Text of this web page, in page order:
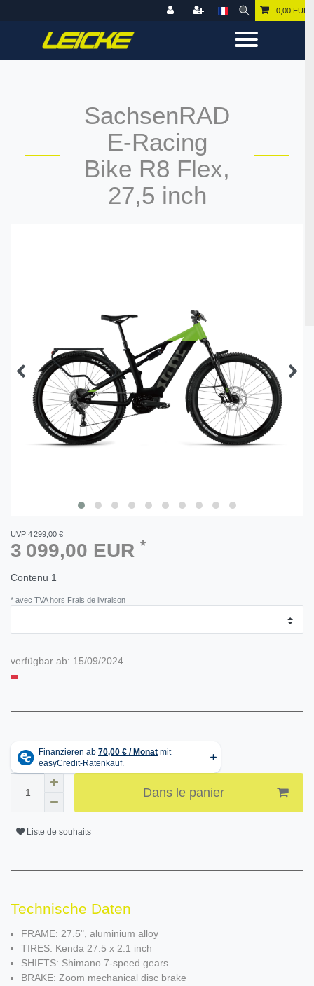
0,00 EUR
SachsenRAD
E-Racing
Bike R8 Flex,
27,5 inch
UVP 4 299,00 €
3 099,00 EUR *
Contenu 1
* avec TVA hors Frais de livraison
verfügbar ab: 15/09/2024
Dans le panier
Liste de souhaits
Technische Daten
FRAME: 27.5", aluminium alloy
TIRES: Kenda 27.5 x 2.1 inch
SHIFTS: Shimano 7-speed gears
BRAKE: Zoom mechanical disc brake